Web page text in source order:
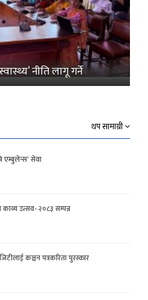
नीति लागू गर्ने
थप सामाग्री
एम्बुलेन्स’ सेवा
काव्य उत्सव- २०८३ सम्पन्न
कञ्चन पत्रकरिता पुरस्कार